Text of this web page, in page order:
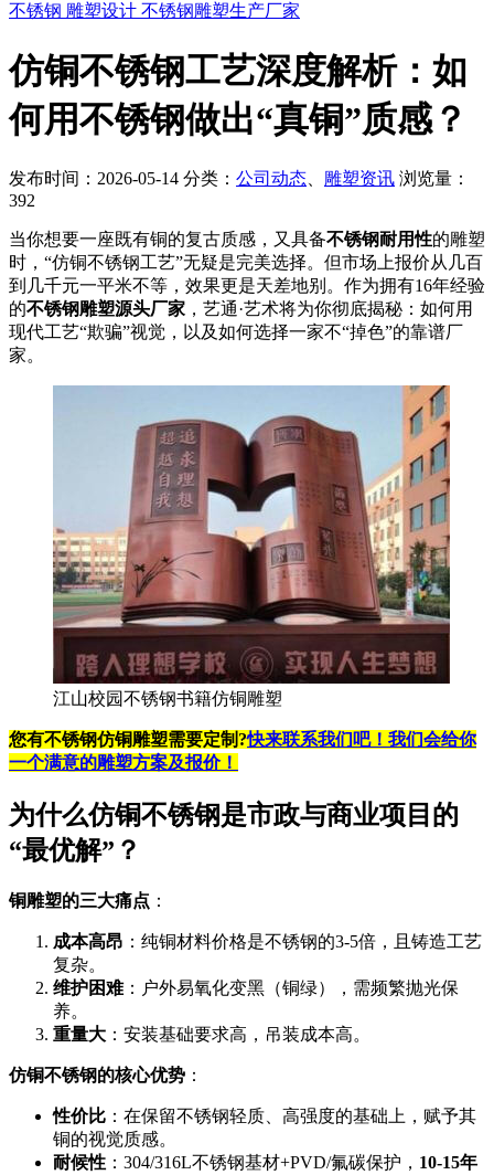
不锈钢 雕塑设计 不锈钢雕塑生产厂家
仿铜不锈钢工艺深度解析：如
何用不锈钢做出“真铜”质感？
发布时间：2026-05-14 分类： 公司动态 雕塑资讯 浏览量：
392
当你想要一座既有铜的复古质感，又具备不锈钢耐用性的雕塑
时，“仿铜不锈钢工艺”无疑是完美选择。但市场上报价从几百
到几千元一平米不等，效果更是天差地别。作为拥有16年经验
的不锈钢雕塑源头厂家 ，艺通·艺术将为你彻底揭秘：如何用
现代工艺“欺骗”视觉，以及如何选择一家不“掉色”的靠谱厂
家。
江山校园不锈钢书籍仿铜雕塑
您有不锈钢仿铜雕塑需要定制 ?快来联系我们吧！我们会给你
一个满意的雕塑方案及报价！
为什么仿铜不锈钢是市政与商业项目的
“最优解”？
铜雕塑的三大痛点 ：
成本高昂 ：纯铜材料价格是不锈钢的3-5倍，且铸造工艺
复杂。
维护困难：户外易氧化变黑（铜绿），需频繁抛光保
养。
重量大 ：安装基础要求高，吊装成本高。
仿铜不锈钢的核心优势 ：
性价比 ：在保留不锈钢轻质、高强度的基础上，赋予其
铜的视觉质感。
耐候性 ：304/316L不锈钢基材+PVD/氟碳保护， 10-15年